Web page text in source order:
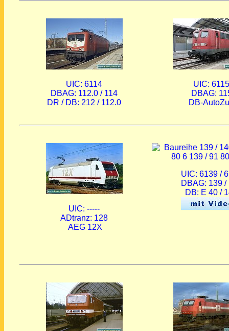
UIC: 6114
DBAG: 112.0 / 114
DR / DB: 212 / 112.0
UIC:
DBAG:
DB-
UIC: -----
ADtranz: 128
AEG 12X
UIC: 6139 /
DBAG: 139 /
DB: E 40 /